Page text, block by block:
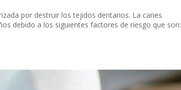
por destruir los tejidos dentarios. La caries
debido a los siguientes factores de riesgo que son: